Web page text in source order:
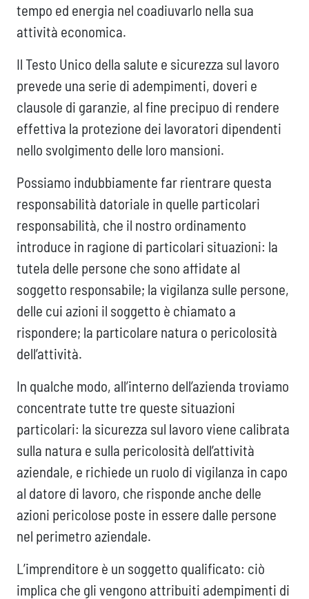
tempo ed energia nel coadiuvarlo nella sua
attività economica.
Il Testo Unico della salute e sicurezza sul lavoro
prevede una serie di adempimenti, doveri e
clausole di garanzie, al fine precipuo di rendere
effettiva la protezione dei lavoratori dipendenti
nello svolgimento delle loro mansioni.
Possiamo indubbiamente far rientrare questa
responsabilità datoriale in quelle particolari
responsabilità, che il nostro ordinamento
introduce in ragione di particolari situazioni: la
tutela delle persone che sono affidate al
soggetto responsabile; la vigilanza sulle persone,
delle cui azioni il soggetto è chiamato a
rispondere; la particolare natura o pericolosità
dell’attività.
In qualche modo, all’interno dell’azienda troviamo
concentrate tutte tre queste situazioni
particolari: la sicurezza sul lavoro viene calibrata
sulla natura e sulla pericolosità dell’attività
aziendale, e richiede un ruolo di vigilanza in capo
al datore di lavoro, che risponde anche delle
azioni pericolose poste in essere dalle persone
nel perimetro aziendale.
L’imprenditore è un soggetto qualificato: ciò
implica che gli vengono attribuiti adempimenti di